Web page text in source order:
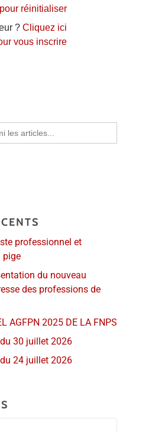
pour réinitialiser
?Cliquez ici
vous inscrire
professionnel et
pige
du nouveau
des professions de
AGFPN 2025 DE LA FNPS
30 juillet 2026
24 juillet 2026